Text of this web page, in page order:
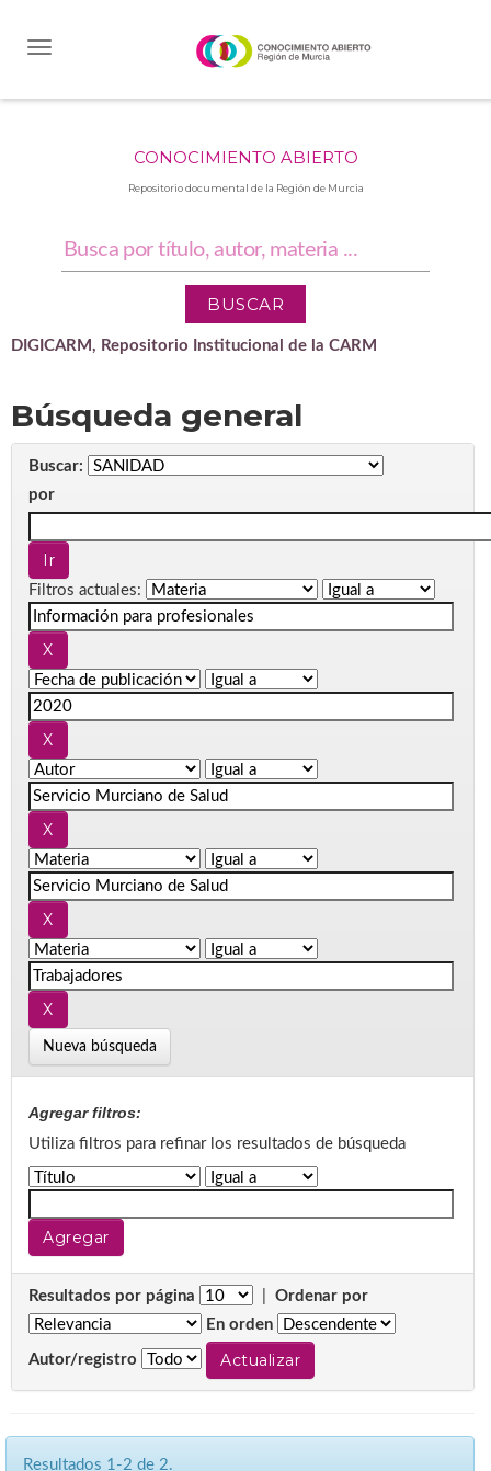
CONOCIMIENTO ABIERTO
Repositorio documental de la Región de Murcia
DIGICARM, Repositorio Institucional de la CARM
Búsqueda general
Buscar:
por
Filtros actuales:
Nueva búsqueda
Agregar filtros:
Utiliza filtros para refinar los resultados de búsqueda
Resultados por página
Ordenar por
En orden
Autor/registro
Resultados 1-2 de 2.